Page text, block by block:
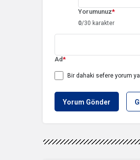
Yorumunuz*
0/30 karakter
Ad*
Bir dahaki sefere yorum
Yorum Gönder